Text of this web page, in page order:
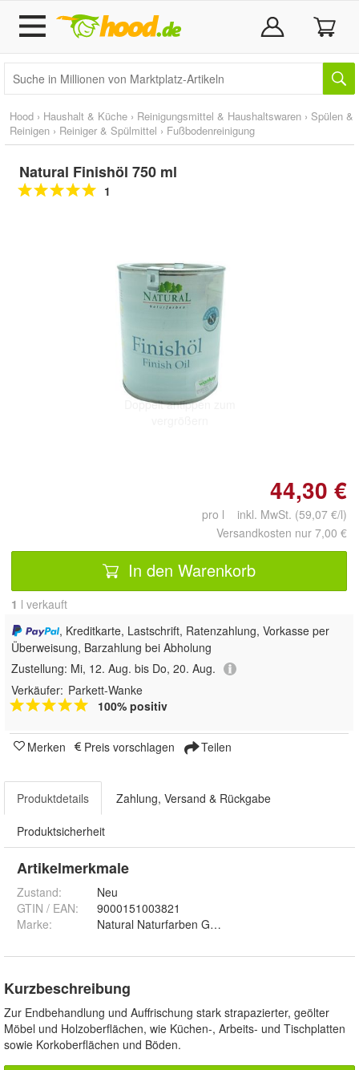
Hood › Haushalt & Küche › Reinigungsmittel & Haushaltswaren › Spülen &
Reinigen › Reiniger & Spülmittel › Fußbodenreinigung
Natural Finishöl 750 ml
1
Doppelt antippen zum
44,30 €
pro l inkl. MwSt. (59,07 €/l)
Versandkosten nur 7,00 €
In den Warenkorb
1 l verkauft
, Kreditkarte, Lastschrift, Ratenzahlung, Vorkasse per
Überweisung, Barzahlung bei Abholung
Zustellung: Mi, 12. Aug. bis Do, 20. Aug.
Verkäufer: Parkett-Wanke
100% positiv
Merken Preis vorschlagen Teilen
Produktdetails Zahlung, Versand & Rückgabe
Produktsicherheit
Artikelmerkmale
Zustand:
Neu
GTIN / EAN:
9000151003821
Marke:
Natural Naturfarben GmbH
Kurzbeschreibung
Zur Endbehandlung und Auffrischung stark strapazierter, geölter
Möbel und Holzoberflächen, wie Küchen-, Arbeits- und Tischplatten
sowie Korkoberflächen und Böden.